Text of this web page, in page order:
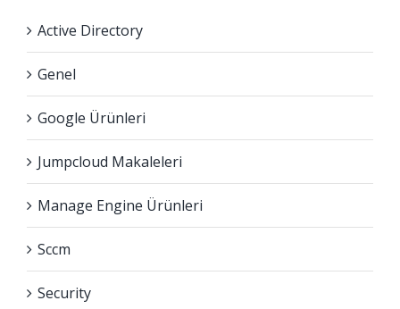
Active Directory
Genel
Google Ürünleri
Jumpcloud Makaleleri
Manage Engine Ürünleri
Sccm
Security